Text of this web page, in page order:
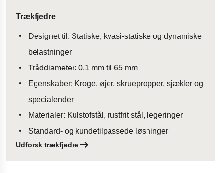
Trækfjedre
Designet til: Statiske, kvasi-statiske og dynamiske
belastninger
Tråddiameter: 0,1 mm til 65 mm
Egenskaber: Kroge, øjer, skruepropper, sjækler og
specialender
Materialer: Kulstofstål, rustfrit stål, legeringer
Standard- og kundetilpassede løsninger
Udforsk trækfjedre